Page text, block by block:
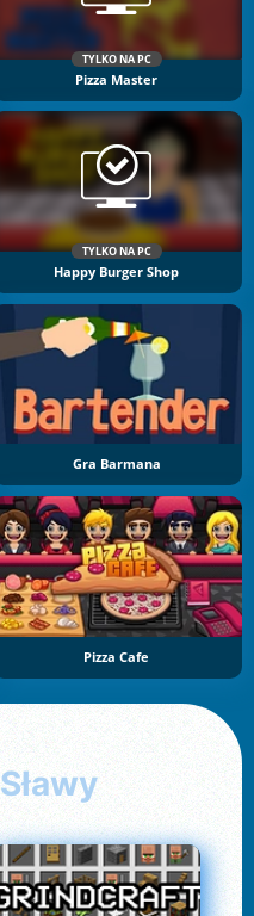
TYLKO NA PC
Pizza Master
TYLKO NA PC
Happy Burger Shop
Gra Barmana
Pizza Cafe
Sławy